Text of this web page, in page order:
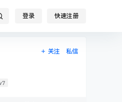
登录 快速注册
关注 私信